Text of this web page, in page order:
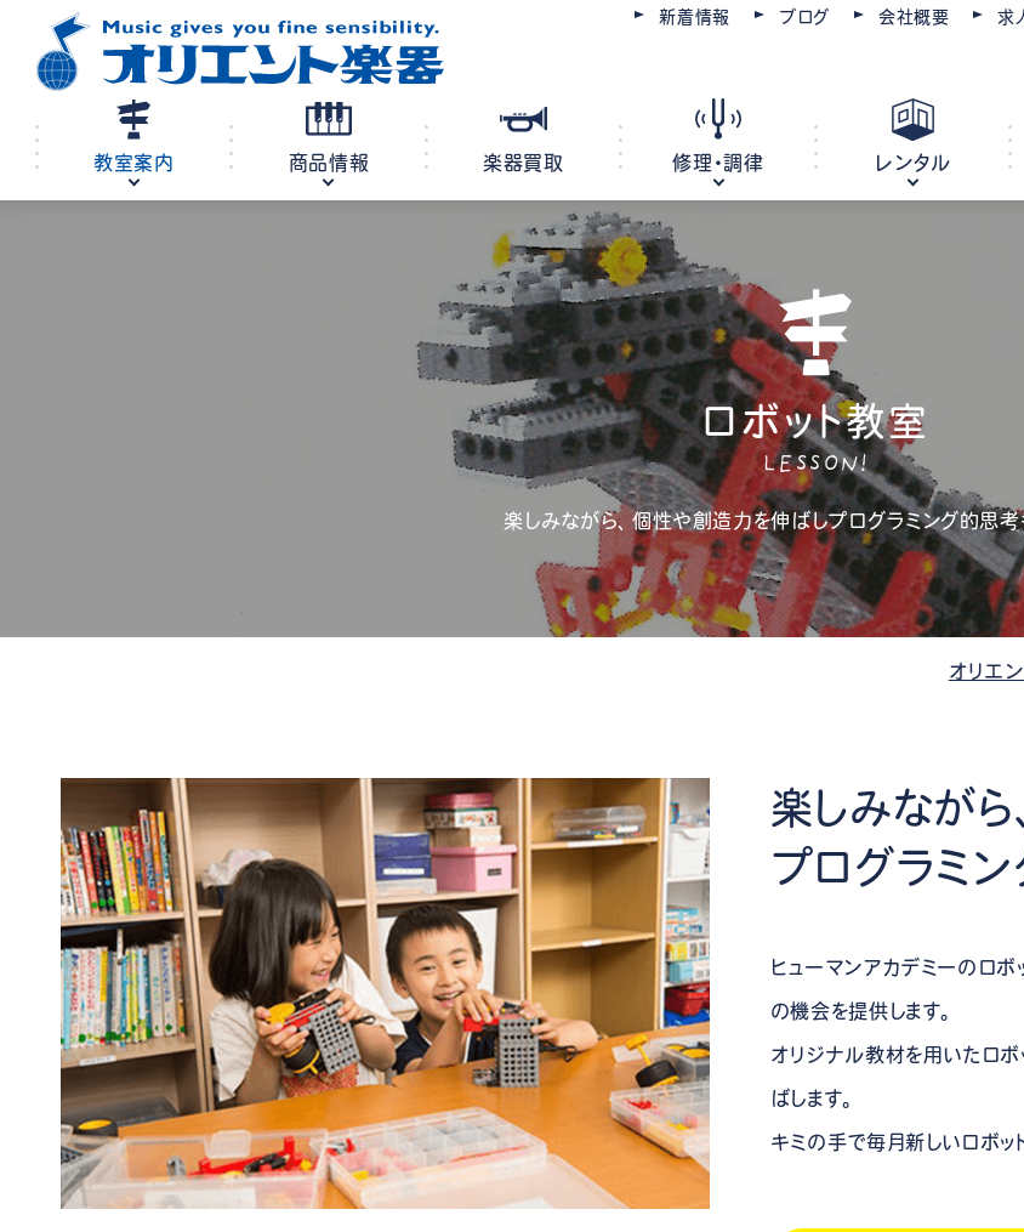
新着情報 ブログ 会社概要 求
教室案内
コースを選ぶ レッスン会場
商品情報
ピアノ 電子ピアノ
管楽器 防音・調音 各種楽器
楽器買取 修理・調律
ピアノ調律・修理 管楽器修理・メンテナン
レンタル
楽器レンタル 教室レンタル
豊川店 豊橋店
ロボット教室
LESSON!
楽しみながら、個性や創造力を伸ばしプログラミング的思考
オリエ
楽しみなが
プログラミン
ヒューマンアカデミーのロ
の機会を提供します。
オリジナル教材を用いたロボ
ばします。
キミの手で毎月新しいロボット